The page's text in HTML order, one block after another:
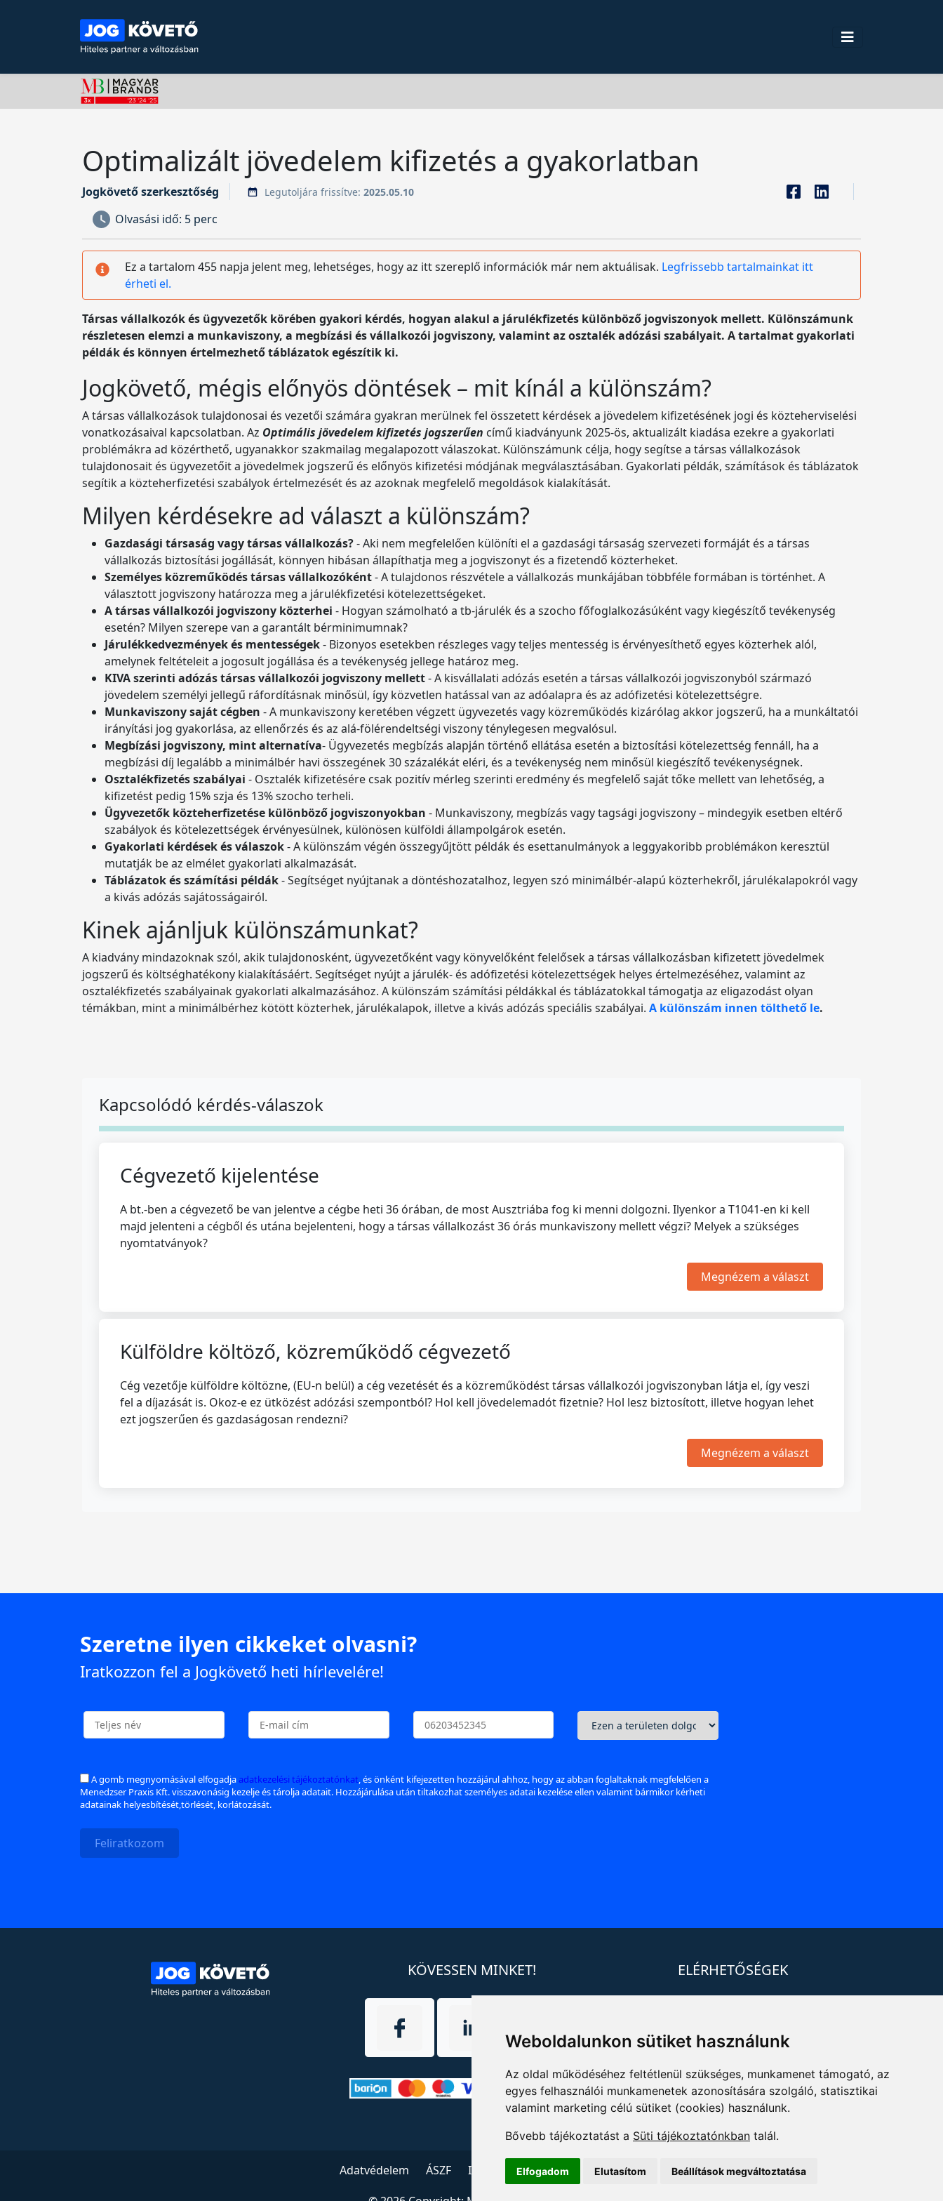
Weboldalunkon sütiket használunk
Az oldal működéséhez feltétlenül szükséges, munkamenet támogató, az
egyes felhasználói munkamenetek azonosítására szolgáló, statisztikai
valamint marketing célú sütiket (cookies) használunk.
Bővebb tájékoztatást a Süti tájékoztatónkban talál.
Elfogadom Elutasítom Beállítások megváltoztatása
Optimalizált jövedelem kifizetés a gyakorlatban
Jogkövető szerkesztőség Legutoljára frissítve: 2025.05.10
Olvasási idő: 5 perc
Ez a tartalom 455 napja jelent meg, lehetséges, hogy az itt szereplő információk már nem aktuálisak. Legfrissebb tartalmainkat itt
érheti el.
Társas vállalkozók és ügyvezetők körében gyakori kérdés, hogyan alakul a járulékfizetés különböző jogviszonyok mellett. Különszámunk
részletesen elemzi a munkaviszony, a megbízási és vállalkozói jogviszony, valamint az osztalék adózási szabályait. A tartalmat gyakorlati
példák és könnyen értelmezhető táblázatok egészítik ki.
Jogkövető, mégis előnyös döntések – mit kínál a különszám?
A társas vállalkozások tulajdonosai és vezetői számára gyakran merülnek fel összetett kérdések a jövedelem kifizetésének jogi és közteherviselési
vonatkozásaival kapcsolatban. Az Optimális jövedelem kifizetés jogszerűen című kiadványunk 2025-ös, aktualizált kiadása ezekre a gyakorlati
problémákra ad közérthető, ugyanakkor szakmailag megalapozott válaszokat. Különszámunk célja, hogy segítse a társas vállalkozások
tulajdonosait és ügyvezetőit a jövedelmek jogszerű és előnyös kifizetési módjának megválasztásában. Gyakorlati példák, számítások és táblázatok
segítik a közteherfizetési szabályok értelmezését és az azoknak megfelelő megoldások kialakítását.
Milyen kérdésekre ad választ a különszám?
Gazdasági társaság vagy társas vállalkozás?- Aki nem megfelelően különíti el a gazdasági társaság szervezeti formáját és a társas
vállalkozás biztosítási jogállását, könnyen hibásan állapíthatja meg a jogviszonyt és a fizetendő közterheket.
Személyes közreműködés társas vállalkozóként- A tulajdonos részvétele a vállalkozás munkájában többféle formában is történhet. A
választott jogviszony határozza meg a járulékfizetési kötelezettségeket.
A társas vállalkozói jogviszony közterhei - Hogyan számolható a tb-járulék és a szocho főfoglalkozásúként vagy kiegészítő tevékenység
esetén? Milyen szerepe van a garantált bérminimumnak?
Járulékkedvezmények és mentességek- Bizonyos esetekben részleges vagy teljes mentesség is érvényesíthető egyes közterhek alól,
amelynek feltételeit a jogosult jogállása és a tevékenység jellege határoz meg.
KIVA szerinti adózás társas vállalkozói jogviszony mellett- A kisvállalati adózás esetén a társas vállalkozói jogviszonyból származó
jövedelem személyi jellegű ráfordításnak minősül, így közvetlen hatással van az adóalapra és az adófizetési kötelezettségre.
Munkaviszony saját cégben - A munkaviszony keretében végzett ügyvezetés vagy közreműködés kizárólag akkor jogszerű, ha a munkáltatói
irányítási jog gyakorlása, az ellenőrzés és az alá-fölérendeltségi viszony ténylegesen megvalósul.
Megbízási jogviszony, mint alternatíva- Ügyvezetés megbízás alapján történő ellátása esetén a biztosítási kötelezettség fennáll, ha a
megbízási díj legalább a minimálbér havi összegének 30 százalékát eléri, és a tevékenység nem minősül kiegészítő tevékenységnek.
Osztalékfizetés szabályai - Osztalék kifizetésére csak pozitív mérleg szerinti eredmény és megfelelő saját tőke mellett van lehetőség, a
kifizetést pedig 15% szja és 13% szocho terheli.
Ügyvezetők közteherfizetése különböző jogviszonyokban - Munkaviszony, megbízás vagy tagsági jogviszony – mindegyik esetben eltérő
szabályok és kötelezettségek érvényesülnek, különösen külföldi állampolgárok esetén.
Gyakorlati kérdések és válaszok- A különszám végén összegyűjtött példák és esettanulmányok a leggyakoribb problémákon keresztül
mutatják be az elmélet gyakorlati alkalmazását.
Táblázatok és számítási példák- Segítséget nyújtanak a döntéshozatalhoz, legyen szó minimálbér-alapú közterhekről, járulékalapokról vagy
a kivás adózás sajátosságairól.
Kinek ajánljuk különszámunkat?
A kiadvány mindazoknak szól, akik tulajdonosként, ügyvezetőként vagy könyvelőként felelősek a társas vállalkozásban kifizetett jövedelmek
jogszerű és költséghatékony kialakításáért. Segítséget nyújt a járulék- és adófizetési kötelezettségek helyes értelmezéséhez, valamint az
osztalékfizetés szabályainak gyakorlati alkalmazásához. A különszám számítási példákkal és táblázatokkal támogatja az eligazodást olyan
témákban, mint a minimálbérhez kötött közterhek, járulékalapok, illetve a kivás adózás speciális szabályai. A különszám innen tölthető le.
Kapcsolódó kérdés-válaszok
Cégvezető kijelentése
A bt.-ben a cégvezető be van jelentve a cégbe heti 36 órában, de most Ausztriába fog ki menni dolgozni. Ilyenkor a T1041-en ki kell
majd jelenteni a cégből és utána bejelenteni, hogy a társas vállalkozást 36 órás munkaviszony mellett végzi? Melyek a szükséges
nyomtatványok?
Megnézem a választ
Külföldre költöző, közreműködő cégvezető
Cég vezetője külföldre költözne, (EU-n belül) a cég vezetését és a közreműködést társas vállalkozói jogviszonyban látja el, így veszi
fel a díjazását is. Okoz-e ez ütközést adózási szempontból? Hol kell jövedelemadót fizetnie? Hol lesz biztosított, illetve hogyan lehet
ezt jogszerűen és gazdaságosan rendezni?
Megnézem a választ
Szeretne ilyen cikkeket olvasni?
Iratkozzon fel a Jogkövető heti hírlevelére!
A gomb megnyomásával elfogadjaadatkezelési tájékoztatónkat, és önként kifejezetten hozzájárul ahhoz, hogy az abban foglaltaknak megfelelően a
Menedzser Praxis Kft. visszavonásig kezelje és tárolja adatait. Hozzájárulása után tiltakozhat személyes adatai kezelése ellen valamint bármikor kérheti
adatainak helyesbítését,törlését, korlátozását.
Feliratkozom
KÖVESSEN MINKET! ELÉRHETŐSÉGEK
info@mprx.hu
Adatvédelem ÁSZF Impresszum
Kapcsolat